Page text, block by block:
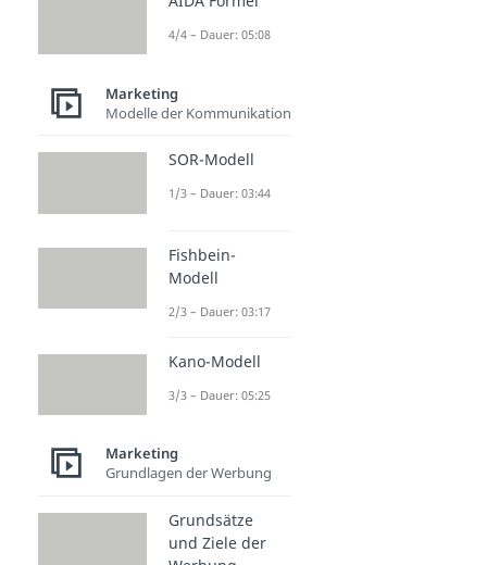
4/4 – Dauer: 05:08
Marketing
Modelle der Kommunikation
SOR-Modell
1/3 – Dauer: 03:44
Fishbein-
Modell
2/3 – Dauer: 03:17
Kano-Modell
3/3 – Dauer: 05:25
Marketing
Grundlagen der Werbung
Grundsätze
und Ziele der